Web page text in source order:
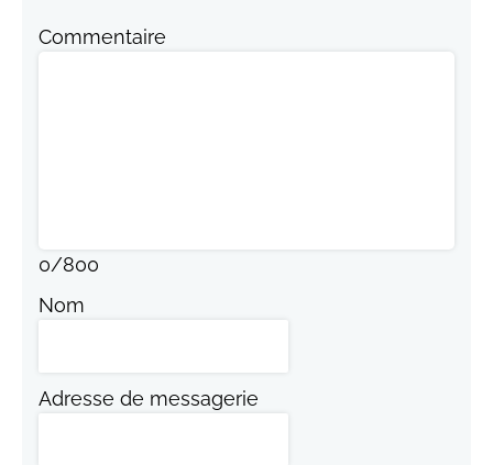
Commentaire
0/800
Nom
Adresse de messagerie